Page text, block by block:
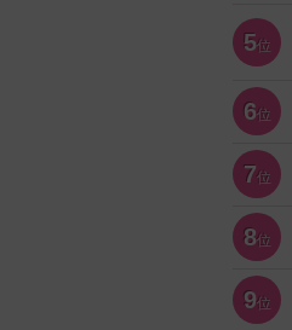
5位
6位
7位
8位
9位